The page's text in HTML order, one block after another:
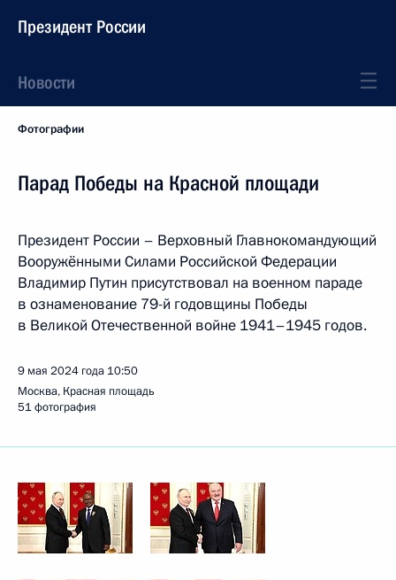
Президент России
Новости
Фотографии
Парад Победы на Красной площади
Президент России – Верховный Главнокомандующий
Вооружёнными Силами Российской Федерации
Владимир Путин присутствовал на военном параде
в ознаменование 79-й годовщины Победы
в Великой Отечественной войне 1941–1945 годов.
9 мая 2024 года 10:50
Москва, Красная площадь
51 фотография